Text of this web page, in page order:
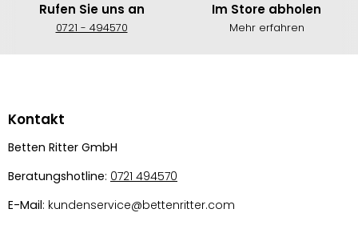
Rufen Sie uns an
0721 - 494570
Im Store abholen
Mehr erfahren
Kontakt
Betten Ritter GmbH
Beratungshotline: 0721 494570
E-Mail: kundenservice@bettenritter.com